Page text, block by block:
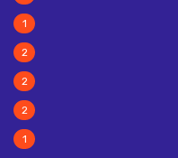
1
2
2
2
1